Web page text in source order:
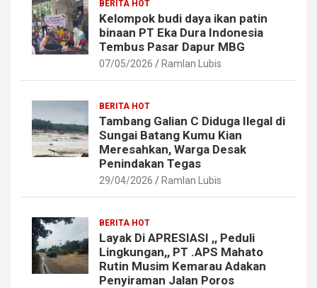
BERITA HOT
Kelompok budi daya ikan patin
binaan PT Eka Dura Indonesia
Tembus Pasar Dapur MBG
07/05/2026 Ramlan Lubis
BERITA HOT
Tambang Galian C Diduga Ilegal di
Sungai Batang Kumu Kian
Meresahkan, Warga Desak
Penindakan Tegas
29/04/2026 Ramlan Lubis
BERITA HOT
Layak Di APRESIASI ,, Peduli
Lingkungan,, PT .APS Mahato
Rutin Musim Kemarau Adakan
Penyiraman Jalan Poros